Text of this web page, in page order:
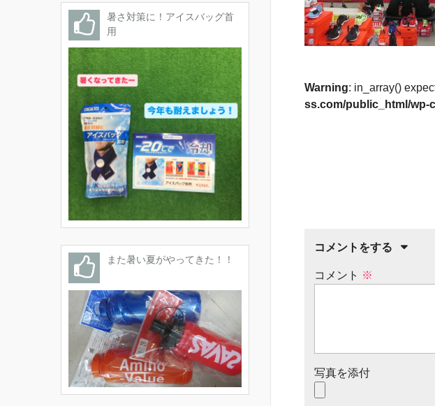
Warning: in_array()
ss.com/public_html/wp-
コメントをする
コメント ※
写真を添付
暑さ対策に！アイスバッグ首
用
また暑い夏がやってきた！！